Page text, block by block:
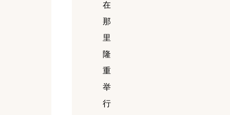
在
那
里
隆
重
举
行